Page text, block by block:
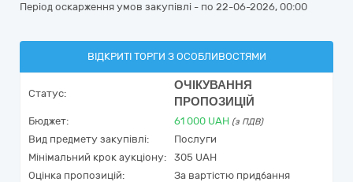
Період оскарження умов закупівлі - по 22-06-2026, 00:00
ВІДКРИТІ ТОРГИ З ОСОБЛИВОСТЯМИ
Статус:
ОЧІКУВАННЯ
ПРОПОЗИЦІЙ
Бюджет: 61 000 UAH (з ПДВ)
Вид предмету закупівлі:
Послуги
Мінімальний крок аукціону:
305 UAH
Оцінка пропозицій:
За вартістю придбання